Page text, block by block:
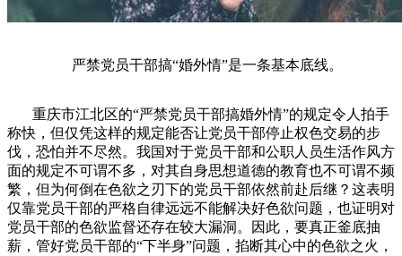
严禁党员干部搞“婚外情”是一条基本底线。
重庆市江北区的“严禁党员干部搞婚外情”的规定令人拍手
称快，但仅凭这样的规定能否让党员干部停止权色交易的步
伐，恐怕并不尽然。我国对于党员干部和公职人员生活作风方
面的规定不可谓不多，对其自身思想道德的教育也不可谓不频
繁，但为何倒在色欲之刃下的党员干部依然前赴后继？这表明
仅靠党员干部的严格自律远远不能解决好色欲问题，也证明对
党员干部的色欲监督还存在较大漏洞。因此，要真正釜底抽
薪，管好党员干部的“下半身”问题，掐断其心中的色欲之火，